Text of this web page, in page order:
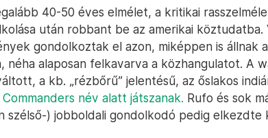
40-50 éves elmélet, a kritikai
után robbant be az amerikai
gondolkoztak el azon, miképpen is állnak
néha alaposan felkavarva a közhangulatot. A
a kb. „rézbőrű” jelentésű, az őslakos
név alatt játszanak. Rufo és sok
szélső-) jobboldali gondolkodó pedig elkezdte